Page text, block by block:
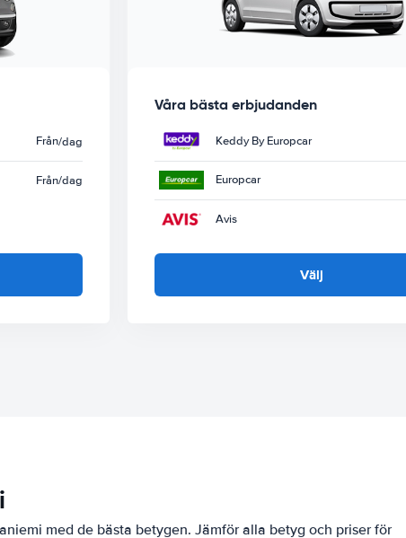
Från/dag
Från/dag
Våra bästa erbjudanden
Keddy By Europcar
Europcar
Avis
Välj
med de bästa betygen. Jämför alla betyg och priser för